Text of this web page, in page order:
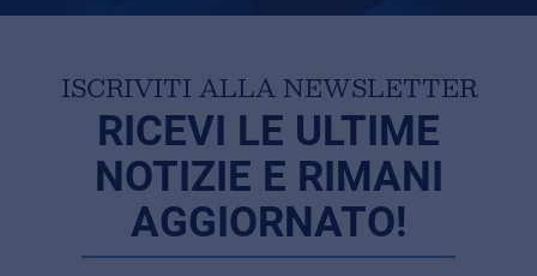
ISCRIVITI ALLA NEWSLETTER
RICEVI LE ULTIME
NOTIZIE E RIMANI
AGGIORNATO!